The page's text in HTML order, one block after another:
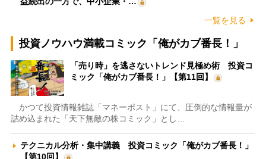
一覧を見る
投資ノウハウ満載コミック「俺がカブ番長！」
「売り時」を逃さないトレンド見極め術 投資コ
ミック「俺がカブ番長！」【第11回】
かつて投資情報雑誌「マネーポスト」にて、圧倒的な情報量が
詰め込まれた「天下無敵の株コミック」とし…
テクニカル分析・集中講義 投資コミック「俺がカブ番長！」
【第10回】